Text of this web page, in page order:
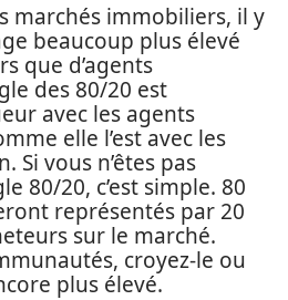
marchés immobiliers, il y
beaucoup plus élevé
que d’agents
des 80/20 est
avec les agents
elle l’est avec les
Si vous n’êtes pas
80/20, c’est simple. 80
représentés par 20
sur le marché.
croyez-le ou
plus élevé.